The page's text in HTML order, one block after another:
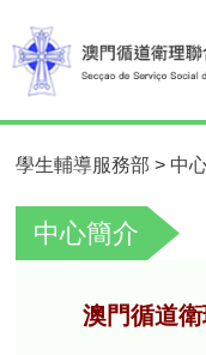
學生輔導服務部 > 中
中心簡介
澳門循道